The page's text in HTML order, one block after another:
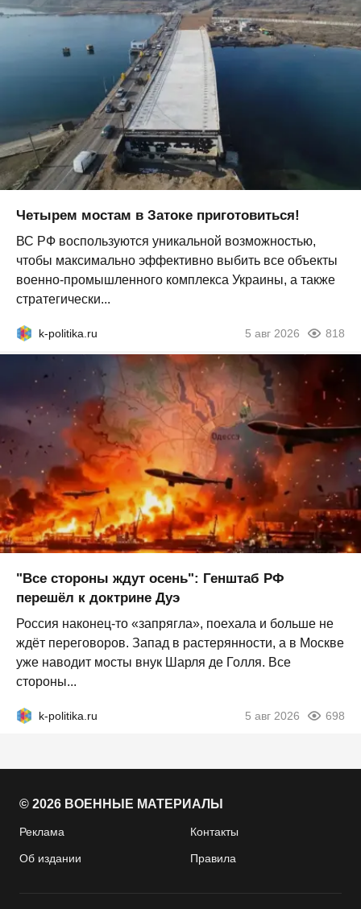
Четырем мостам в Затоке приготовиться!
ВС РФ воспользуются уникальной возможностью,
чтобы максимально эффективно выбить все объекты
военно-промышленного комплекса Украины, а также
стратегически...
k-politika.ru 5 авг 2026 818
"Все стороны ждут осень": Генштаб РФ
перешёл к доктрине Дуэ
Россия наконец-то «запрягла», поехала и больше не
ждёт переговоров. Запад в растерянности, а в Москве
уже наводит мосты внук Шарля де Голля. Все
стороны...
k-politika.ru 5 авг 2026 698
© 2026 ВОЕННЫЕ МАТЕРИАЛЫ
Реклама Контакты
Об издании Правила